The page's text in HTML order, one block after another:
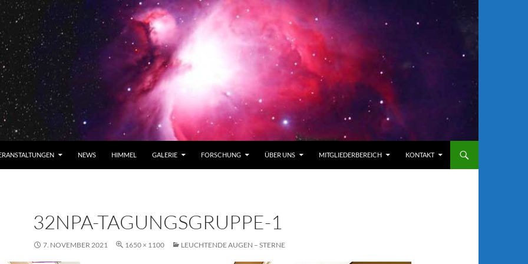
NEWS HIMMEL GALERIE FORSCHUNG ÜBER UNS MITGLIEDERBEREICH KONTAKT
32NPA-TAGUNGSGRUPPE-1
7. NOVEMBER 2021 1650 × 1100 LEUCHTENDE AUGEN – STERNE